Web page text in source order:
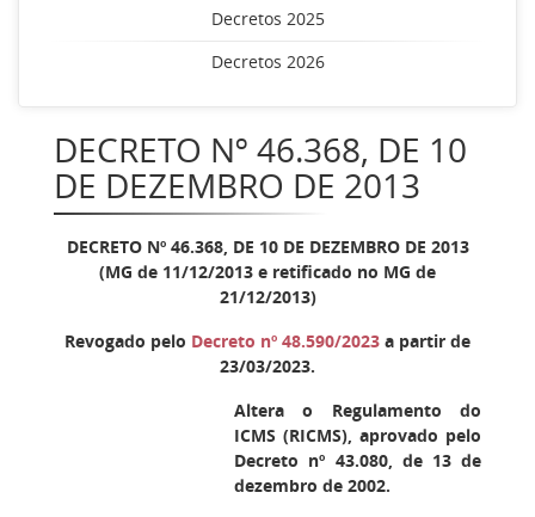
Decretos 2025
Decretos 2026
DECRETO Nº 46.368, DE 10
DE DEZEMBRO DE 2013
DECRETO Nº 46.368, DE 10 DE DEZEMBRO DE 2013
(MG de 11/12/2013 e retificado no MG de
21/12/2013)
Revogado pelo Decreto nº 48.590/2023 a partir de
23/03/2023.
Altera o Regulamento do
ICMS (RICMS), aprovado pelo
Decreto nº 43.080, de 13 de
dezembro de 2002.